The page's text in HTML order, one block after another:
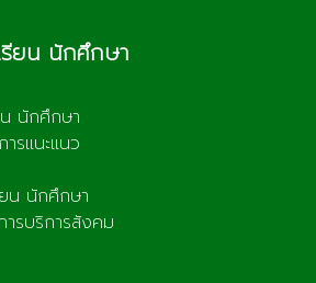
ยน นักศึกษา
นักศึกษา
รแนะแนว
น นักศึกษา
ารบริการสังคม